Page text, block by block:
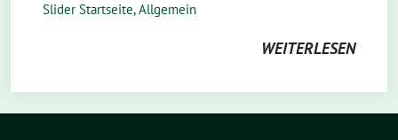
Slider Startseite,Allgemein
WEITERLESEN